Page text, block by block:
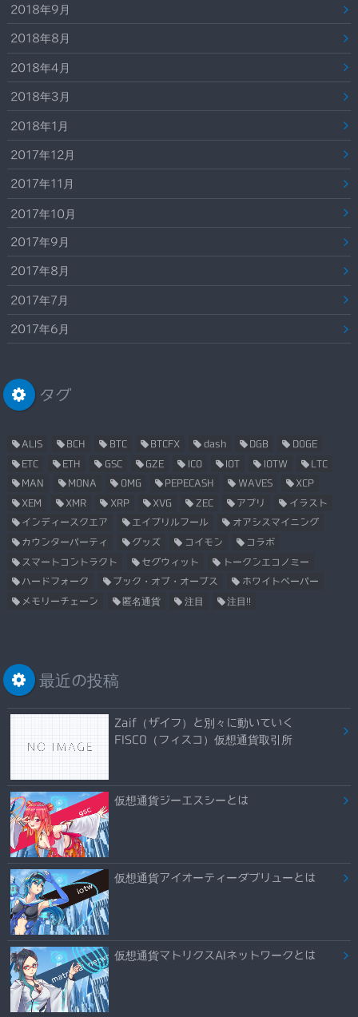
2018年9月
2018年8月
2018年4月
2018年3月
2018年1月
2017年12月
2017年11月
2017年10月
2017年9月
2017年8月
2017年7月
2017年6月
タグ
ALIS BCH BTC BTCFX dash DGB DOGE
ETC ETH GSC GZE ICO IOT IOTW LTC
MAN MONA OMG PEPECASH WAVES XCP
XEM XMR XRP XVG ZEC アプリ イラスト
インディースクエア エイプリルフール オアシスマイニング
カウンターパーティ グッズ コイモン コラボ
スマートコントラクト セグウィット トークンエコノミー
ハードフォーク ブック・オブ・オーブス ホワイトペーパー
メモリーチェーン 匿名通貨 注目 注目!!
最近の投稿
Zaif（ザイフ）と別々に動いていく
FISCO（フィスコ）仮想通貨取引所
仮想通貨ジーエスシーとは
仮想通貨アイオーティーダブリューとは
仮想通貨マトリクスAIネットワークとは